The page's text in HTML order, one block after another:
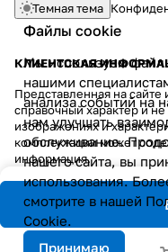
Файлы cookie
Мы используем
нашими
анализа событий на
нам улучшать
обслуживание.
нашего сайта, вы
использования.
смотрите в нашей
Cookie.
Принимаю
Темная тема
КЛИЕНТСКАЯ
Представленная на
справочный характер и
изображениях и
комплектации может
информация.